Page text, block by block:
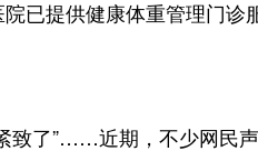
提供健康体重管理门诊
了”……近期，不少网民声